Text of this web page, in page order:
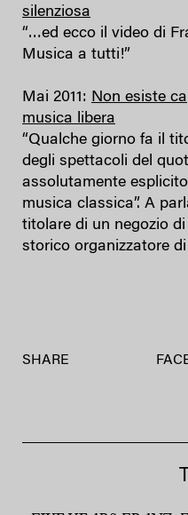
silenziosa
“…ed ecco il video di
Musica a tutti!”
Mai 2011: Non esiste
musica libera
“Qualche giorno fa il
degli spettacoli del
assolutamente
musica classica”. A
titolare di un negozio
storico organizzatore
SHARE